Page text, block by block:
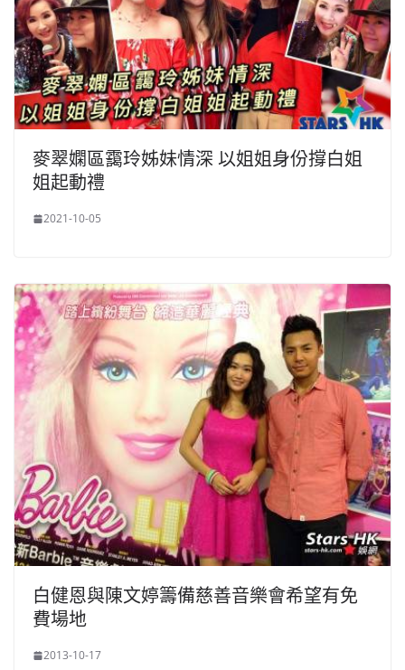
麥翠嫻區靄玲姊妹情深 以姐姐身份撐白姐
姐起動禮
2021-10-05
白健恩與陳文婷籌備慈善音樂會希望有免
費場地
2013-10-17